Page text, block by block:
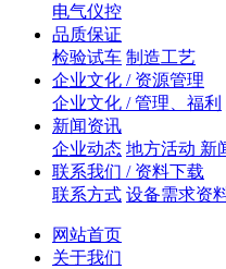
电气仪控
品质保证
检验试车 制造工艺
企业文化 / 资源管理
企业文化 / 管理、福利
新闻资讯
企业动态 地方活动 新
联系我们 / 资料下载
联系方式 设备需求资
网站首页
关于我们